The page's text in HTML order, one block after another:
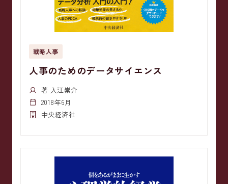
戦略人事
人事のためのデータサイエンス
著 入江崇介
2018年6月
中央経済社